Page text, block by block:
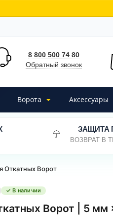
8 800 500 74 80
Обратный звонок
Ворота Аксессуары
ЗАЩИТА
ВОЗВРАТ В
Откатных Ворот
✓ В наличии
Ворот | 5 мм